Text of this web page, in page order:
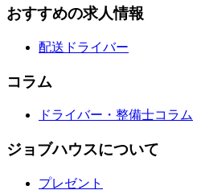
おすすめの求人情報
配送ドライバー
コラム
ドライバー・整備士コラム
ジョブハウスについて
プレゼント